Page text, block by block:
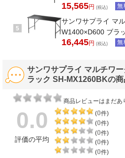
15,565円 (税込) 無
5
サンワサプライ マ
W1400×D600 ブラ
16,445円 (税込) 無
サンワサプライ マルチワ
ラック SH-MX1260BKの
商品レビューはまだあ
0.0
評価の平均
(0件)
(0件)
(0件)
(0件)
(0件)